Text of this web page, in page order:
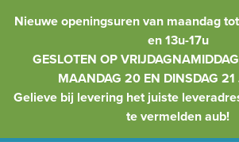
Nieuwe openingsuren van maandag
en 13u-17u
GESLOTEN OP
MAANDAG 20 EN DINSDAG
Gelieve bij levering het juiste
te vermelden aub!